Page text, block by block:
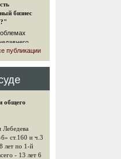
бизнес
решения по
со
под
Zuercher
публикации
общего
Лебедева
ст.160 и ч.3
лет по 1-й
- 13 лет 6